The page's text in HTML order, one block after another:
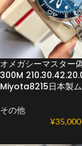
オメガシーマスター
300M
Miyota8215日本製
その他
¥35,000